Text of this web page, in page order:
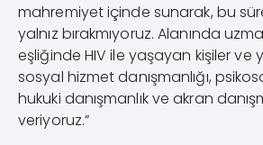
mahremiyet içinde sunarak, bu
yalnız bırakmıyoruz. Alanında
eşliğinde HIV ile yaşayan kişiler ve
sosyal hizmet danışmanlığı,
hukuki danışmanlık ve akran
veriyoruz.”